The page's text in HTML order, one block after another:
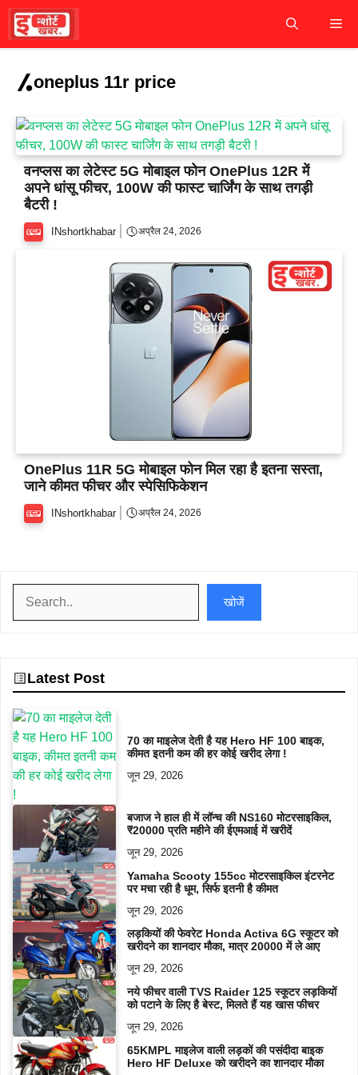
Skip
content
oneplus 11r price
वनप्लस का लेटेस्ट 5G मोबाइल फोन OnePlus 12R में
अपने धांसू फीचर, 100W की फास्ट चार्जिंग के साथ तगड़ी
बैटरी !
INshortkhabar अप्रैल 24, 2026
OnePlus 11R 5G मोबाइल फोन मिल रहा है इतना सस्ता,
जाने कीमत फीचर और स्पेसिफिकेशन
INshortkhabar अप्रैल 24, 2026
खोजें
Latest Post
70 का माइलेज देती है यह Hero HF 100 बाइक,
कीमत इतनी कम की हर कोई खरीद लेगा !
जून 29, 2026
बजाज ने हाल ही में लॉन्च की NS160 मोटरसाइकिल,
₹20000 प्रति महीने की ईएमआई में खरीदें
जून 29, 2026
Yamaha Scooty 155cc मोटरसाइकिल इंटरनेट
पर मचा रही है धूम, सिर्फ इतनी है कीमत
जून 29, 2026
लड़कियों की फेवरेट Honda Activa 6G स्कूटर को
खरीदने का शानदार मौका, मात्र 20000 में ले आए
जून 29, 2026
नये फीचर वाली TVS Raider 125 स्कूटर लड़कियों
को पटाने के लिए है बेस्ट, मिलते हैं यह खास फीचर
जून 29, 2026
65KMPL माइलेज वाली लड़कों की पसंदीदा बाइक
Hero HF Deluxe को खरीदने का शानदार मौका